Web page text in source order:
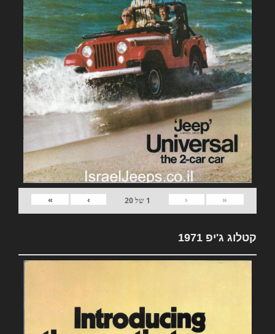
«
‹
1 של20
›
»
קטלוג ג'יפ 1971